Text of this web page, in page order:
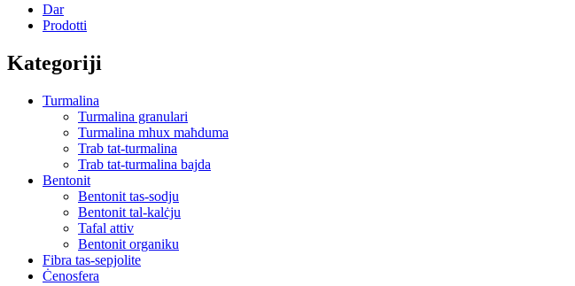
Dar
Prodotti
Kategoriji
Turmalina
Turmalina granulari
Turmalina mhux maħduma
Trab tat-turmalina
Trab tat-turmalina bajda
Bentonit
Bentonit tas-sodju
Bentonit tal-kalċju
Tafal attiv
Bentonit organiku
Fibra tas-sepjolite
Ċenosfera